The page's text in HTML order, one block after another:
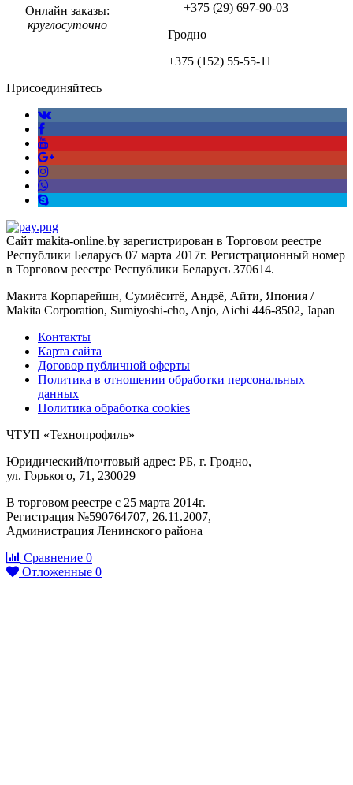
Онлайн заказы:
круглосуточно
+375 (29) 697-90-03
Гродно
+375 (152) 55-55-11
Присоединяйтесь
Сайт makita-online.by зарегистрирован в Торговом реестре
Республики Беларусь 07 марта 2017г. Регистрационный номер
в Торговом реестре Республики Беларусь 370614.
Макита Корпарейшн, Сумиёситё, Андзё, Айти, Япония /
Makita Corporation, Sumiyoshi-cho, Anjo, Aichi 446-8502, Japan
Контакты
Карта сайта
Договор публичной оферты
Политика в отношении обработки персональных
данных
Политика обработка cookies
ЧТУП «Технопрофиль»
Юридический/почтовый адрес: РБ, г. Гродно,
ул. Горького, 71, 230029
В торговом реестре с 25 марта 2014г.
Регистрация №590764707, 26.11.2007,
Администрация Ленинского района
Сравнение 0
Отложенные 0